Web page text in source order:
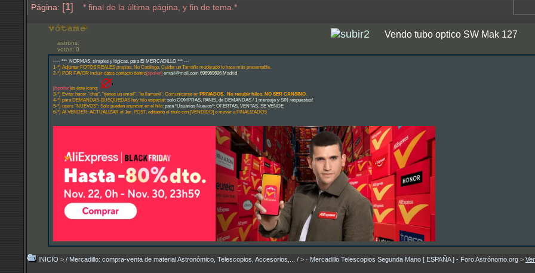
Página: [1] * final de la última página, y fin de tema.*
astrons:
votos: 0
Vendo tubo optico SW Mak 127
---- *** NORMAS, simples y lógicas, para El MERCADILLO *** ---
1-*) Adjuntar FOTOS REALES propias, No Catálogo, Cuidar un Tamaño moderado lo hace más presentable.
2-*) POR FAVOR incluir datos contacto dentro[spoiler] email@mail.com 696969696 Madrid
[/spoiler]és éste icono:
3-*) Evitar hacer "chat", "tienes un email", "te llamaré". Comunicarse en PRIVADOS. No resubir hilos, NO SER CANSINO.
4-*) para DEMANDAS-BÚSQUEDAS hay hilo especial: solo COMPRAS, PANEL de DEMANDAS / 1 mensaje y SIN respuestas!
5-*) users "NUEVOS": Solo pueden anunciar en el hilo: para *Usuarios Nuevos*: OFERTAS, VENTAS, SE VENDE
6-*) Al VENDER: ACTUALIZAR el 1er. POST, editando el título con [VENDIDO] o mover a FINALIZADOS
INICIO > / Mercadillo: compra-venta de material Astronómico, Telescopios, Accesorios,... / > · Mercadillo Telescopios Segunda Mano [ ESPAÑA ] - Foro Astrónomo.org >